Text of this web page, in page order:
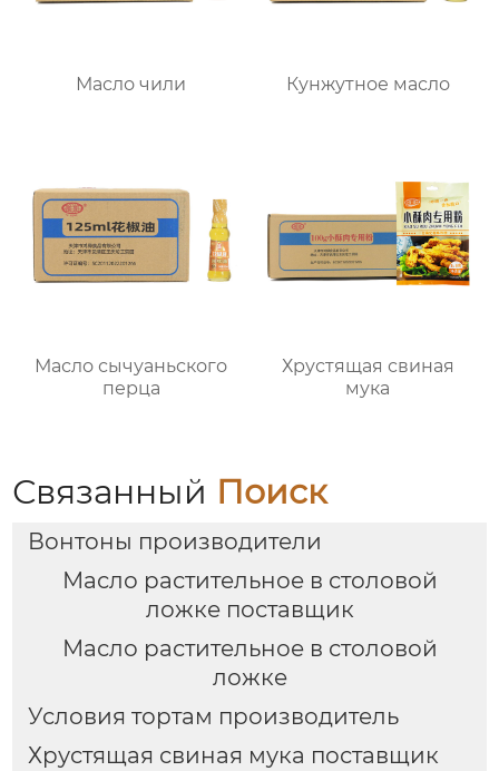
Масло чили Кунжутное масло
Масло сычуаньского
перца
Хрустящая свиная
мука
Связанный Поиск
Вонтоны производители
Масло растительное в столовой
ложке поставщик
Масло растительное в столовой
ложке
Условия тортам производитель
Хрустящая свиная мука поставщик